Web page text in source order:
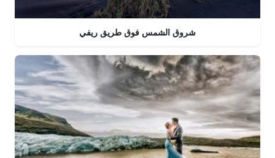
شروق الشمس فوق طريق ريفي